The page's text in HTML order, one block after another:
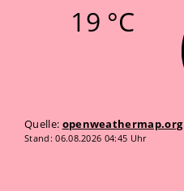
19 °C
Quelle: openweathermap.org
Stand: 06.08.2026 04:45 Uhr